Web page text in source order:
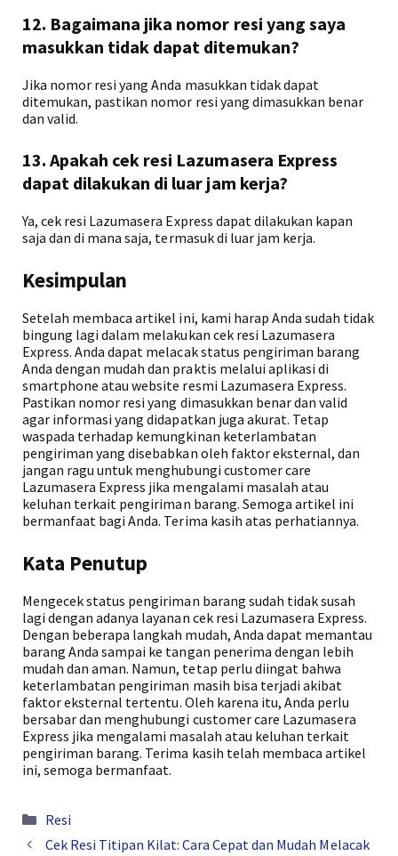
12. Bagaimana jika nomor resi yang saya
masukkan tidak dapat ditemukan?
Jika nomor resi yang Anda masukkan tidak dapat
ditemukan, pastikan nomor resi yang dimasukkan benar
dan valid.
13. Apakah cek resi Lazumasera Express
dapat dilakukan di luar jam kerja?
Ya, cek resi Lazumasera Express dapat dilakukan kapan
saja dan di mana saja, termasuk di luar jam kerja.
Kesimpulan
Setelah membaca artikel ini, kami harap Anda sudah tidak
bingung lagi dalam melakukan cek resi Lazumasera
Express. Anda dapat melacak status pengiriman barang
Anda dengan mudah dan praktis melalui aplikasi di
smartphone atau website resmi Lazumasera Express.
Pastikan nomor resi yang dimasukkan benar dan valid
agar informasi yang didapatkan juga akurat. Tetap
waspada terhadap kemungkinan keterlambatan
pengiriman yang disebabkan oleh faktor eksternal, dan
jangan ragu untuk menghubungi customer care
Lazumasera Express jika mengalami masalah atau
keluhan terkait pengiriman barang. Semoga artikel ini
bermanfaat bagi Anda. Terima kasih atas perhatiannya.
Kata Penutup
Mengecek status pengiriman barang sudah tidak susah
lagi dengan adanya layanan cek resi Lazumasera Express.
Dengan beberapa langkah mudah, Anda dapat memantau
barang Anda sampai ke tangan penerima dengan lebih
mudah dan aman. Namun, tetap perlu diingat bahwa
keterlambatan pengiriman masih bisa terjadi akibat
faktor eksternal tertentu. Oleh karena itu, Anda perlu
bersabar dan menghubungi customer care Lazumasera
Express jika mengalami masalah atau keluhan terkait
pengiriman barang. Terima kasih telah membaca artikel
ini, semoga bermanfaat.
Kategori
Resi
Cek Resi Titipan Kilat: Cara Cepat dan Mudah Melacak